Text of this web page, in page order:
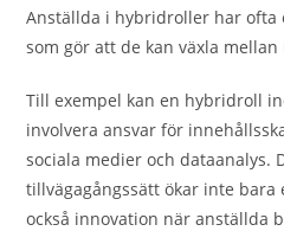
Anställda i hybridroller har ofta
som gör att de kan växla
Till exempel kan en hybridroll
involvera ansvar för
sociala medier och dataanalys.
tillvägagångssätt ökar inte
också innovation när anställda